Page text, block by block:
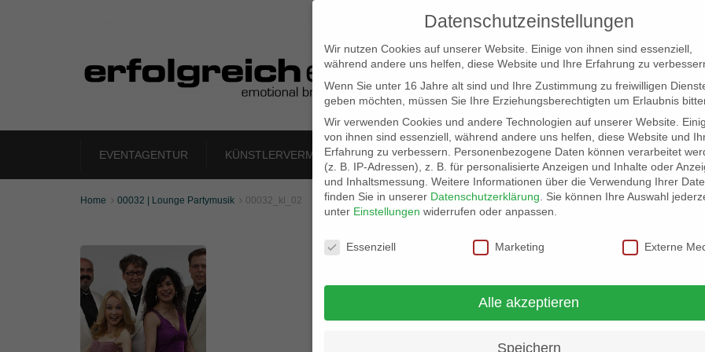
EVENTAGENTUR KÜNSTLERVERMITTLUNG LOCATION SCOUT ELB-LOCATION: PANORAMA
Home  00032 | Lounge Partymusik  00032_kl_02
Datenschutzeinstellungen
Wir nutzen Cookies auf unserer Website. Einige von ihnen sind essenziell,
während andere uns helfen, diese Website und Ihre Erfahrung zu
Wenn Sie unter 16 Jahre alt sind und Ihre Zustimmung zu freiwilligen
geben möchten, müssen Sie Ihre Erziehungsberechtigten um Erlaubnis
Wir verwenden Cookies und andere Technologien auf unserer Website.
von ihnen sind essenziell, während andere uns helfen, diese Website und
Erfahrung zu verbessern.
Personenbezogene Daten können verarbeitet
(z. B. IP-Adressen), z. B. für personalisierte Anzeigen und Inhalte oder
und Inhaltsmessung. Weitere Informationen über die Verwendung Ihrer
finden Sie in unserer Datenschutzerklärung
Sie können Ihre Auswahl
unter Einstellungen widerrufen oder anpassen.
Datenschutzeinstellungen
Essenziell Marketing Externe
Alle akzeptieren
Speichern